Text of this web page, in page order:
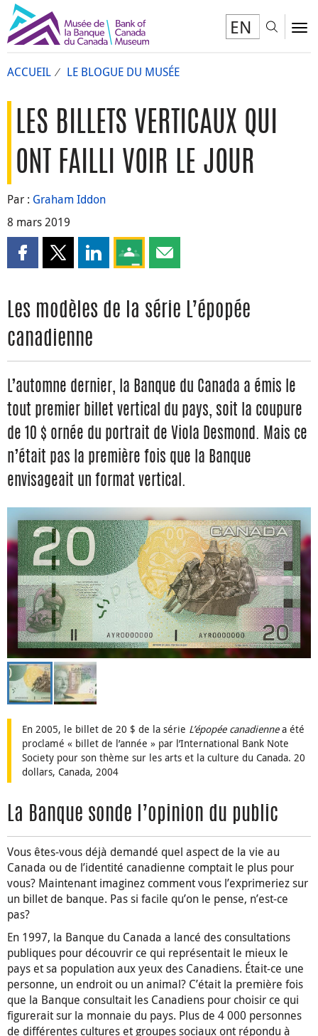
EN
ACCUEIL LE BLOGUE DU MUSÉE
LES BILLETS VERTICAUX QUI
ONT FAILLI VOIR LE JOUR
Par : Graham Iddon
8 mars 2019
Partager cette page sur Facebook
Partager cette page sur X
Partager cette page sur LinkedIn
Partagez cette page sur Google
Partager cette page par
Les modèles de la série L’épopée
canadienne
L’automne dernier, la Banque du Canada a émis le
tout premier billet vertical du pays, soit la coupure
de 10 $ ornée du portrait de Viola Desmond. Mais ce
n’était pas la première fois que la Banque
envisageait un format vertical.
En 2005, le billet de 20 $ de la série L’épopée canadiennea été
proclamé « billet de l’année » par l’International Bank Note
Society pour son thème sur les arts et la culture du Canada. 20
dollars, Canada, 2004
La Banque sonde l’opinion du public
Vous êtes-vous déjà demandé quel aspect de la vie au
Canada ou de l’identité canadienne comptait le plus pour
vous? Maintenant imaginez comment vous l’exprimeriez sur
un billet de banque. Pas si facile qu’on le pense, n’est-ce
pas?
En 1997, la Banque du Canada a lancé des consultations
publiques pour découvrir ce qui représentait le mieux le
pays et sa population aux yeux des Canadiens. Était-ce une
personne, un endroit ou un animal? C’était la première fois
que la Banque consultait les Canadiens pour choisir ce qui
figurerait sur la monnaie du pays. Plus de 4 000 personnes
de différentes cultures et groupes sociaux ont répondu à